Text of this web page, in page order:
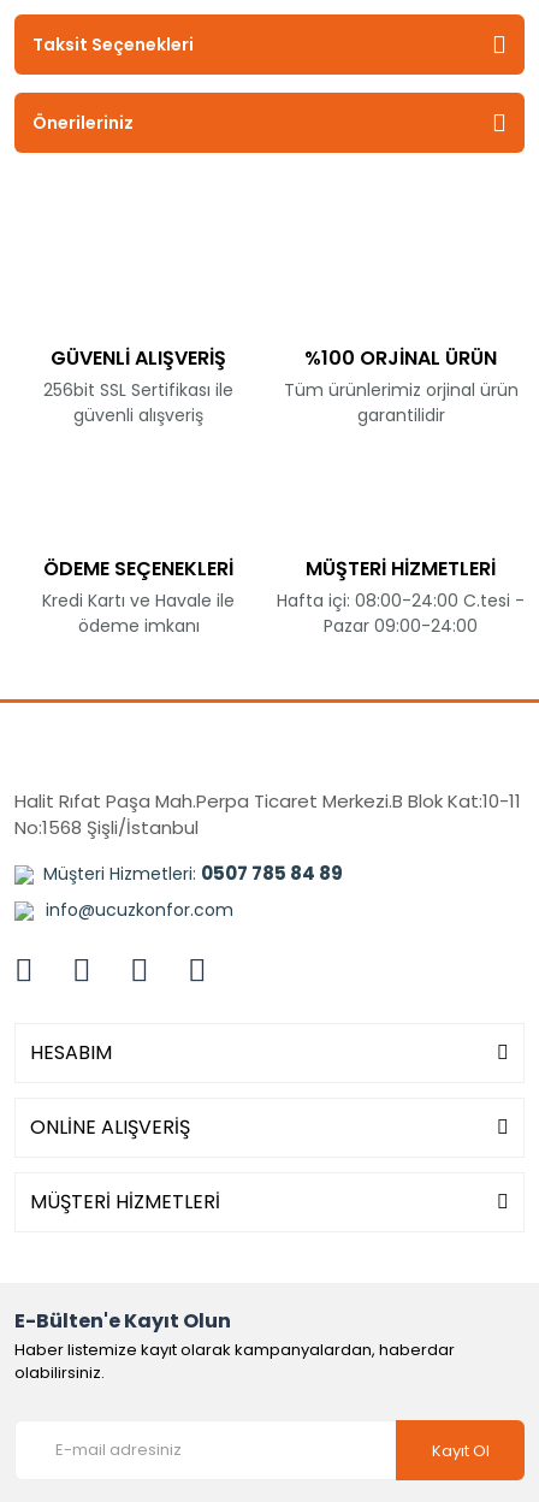
Taksit Seçenekleri
Önerileriniz
GÜVENLİ ALIŞVERİŞ
256bit SSL Sertifikası ile
güvenli alışveriş
%100 ORJİNAL ÜRÜN
Tüm ürünlerimiz orjinal ürün
garantilidir
ÖDEME SEÇENEKLERİ
Kredi Kartı ve Havale ile
ödeme imkanı
MÜŞTERİ HİZMETLERİ
Hafta içi: 08:00-24:00 C.tesi -
Pazar 09:00-24:00
Halit Rıfat Paşa Mah.Perpa Ticaret Merkezi.B Blok Kat:10-11
No:1568 Şişli/İstanbul
Müşteri Hizmetleri: 0507 785 84 89
info@ucuzkonfor.com
HESABIM
ONLİNE ALIŞVERİŞ
MÜŞTERİ HİZMETLERİ
E-Bülten'e Kayıt Olun
Haber listemize kayıt olarak kampanyalardan, haberdar
olabilirsiniz.
Kayıt Ol